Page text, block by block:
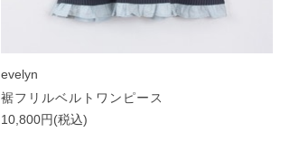
evelyn
裾フリルベルトワンピース
10,800円(税込)